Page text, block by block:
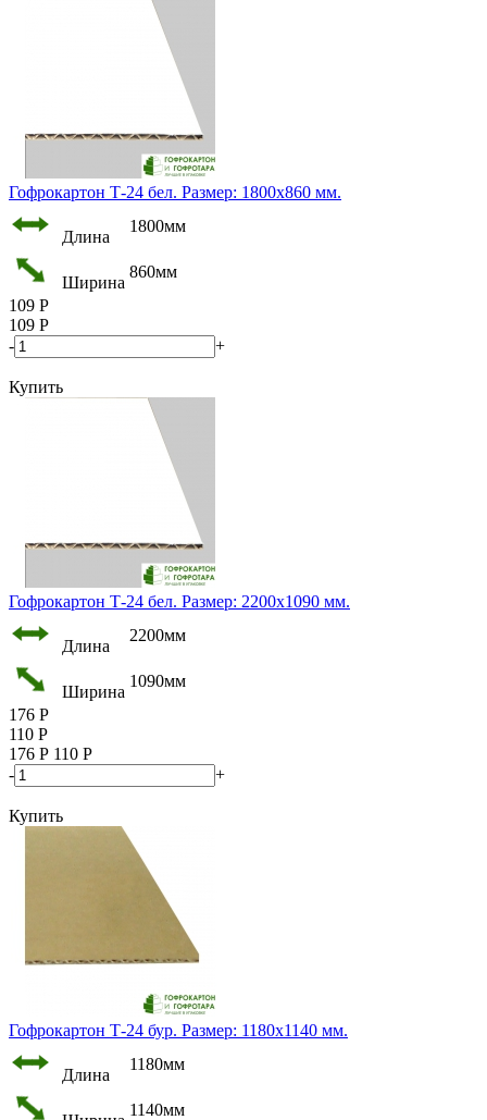
Гофрокартон Т-24 бел. Размер: 1800х860 мм.
Длина
1800мм
Ширина
860мм
109 Р
109 Р
-
+
Купить
Гофрокартон Т-24 бел. Размер: 2200х1090 мм.
Длина
2200мм
Ширина
1090мм
176 Р
110 Р
176 Р 110 Р
-
+
Купить
Гофрокартон Т-24 бур. Размер: 1180х1140 мм.
Длина
1180мм
1140мм